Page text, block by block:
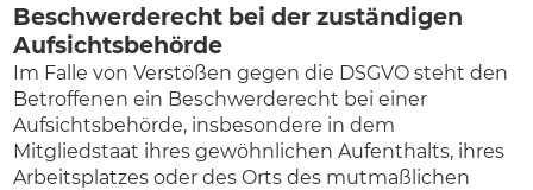
Beschwerde­recht bei der zuständigen
Aufsichts­behörde
Im Falle von Verstößen gegen die DSGVO steht den
Betroffenen ein Beschwerderecht bei einer
Aufsichtsbehörde, insbesondere in dem
Mitgliedstaat ihres gewöhnlichen Aufenthalts, ihres
Arbeitsplatzes oder des Orts des mutmaßlichen